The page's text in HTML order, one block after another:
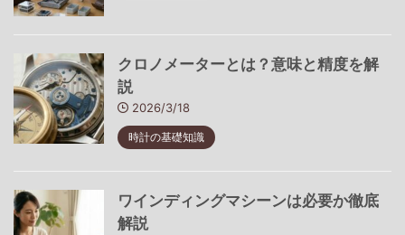
クロノメーターとは？意味と精度を解
説
2026/3/18
時計の基礎知識
ワインディングマシーンは必要か徹底
解説